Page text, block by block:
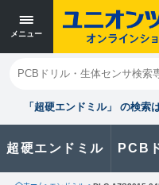
メニュー
「超硬エンドミル」 の検索
超硬エンドミル PCB
閉じる
お気に入り ク
製品に関す